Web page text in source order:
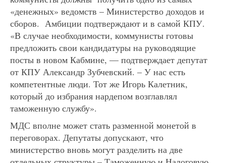
«денежных» ведомств – Министерство доходов и
сборов. Амбиции подтверждают и в самой КПУ.
«В случае необходимости, коммунисты готовы
предложить свои кандидатуры на руководящие
посты в новом Кабмине, — подтверждает депутат
от КПУ Александр Зубчевский. – У нас есть
компетентные люди. Тот же Игорь Калетник,
который до избрания нардепом возглавлял
таможенную службу».
МДС вполне может стать разменной монетой в
переговорах. Депутаты допускают, что
министерство вновь могут разделить на две